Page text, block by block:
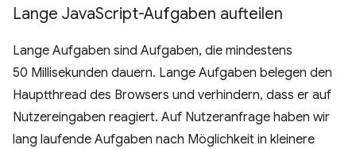
Lange JavaScript-Aufgaben aufteilen
Lange Aufgaben sind Aufgaben, die mindestens
50 Millisekunden dauern. Lange Aufgaben belegen den
Hauptthread des Browsers und verhindern, dass er auf
Nutzereingaben reagiert. Auf Nutzeranfrage haben wir
lang laufende Aufgaben nach Möglichkeit in kleinere